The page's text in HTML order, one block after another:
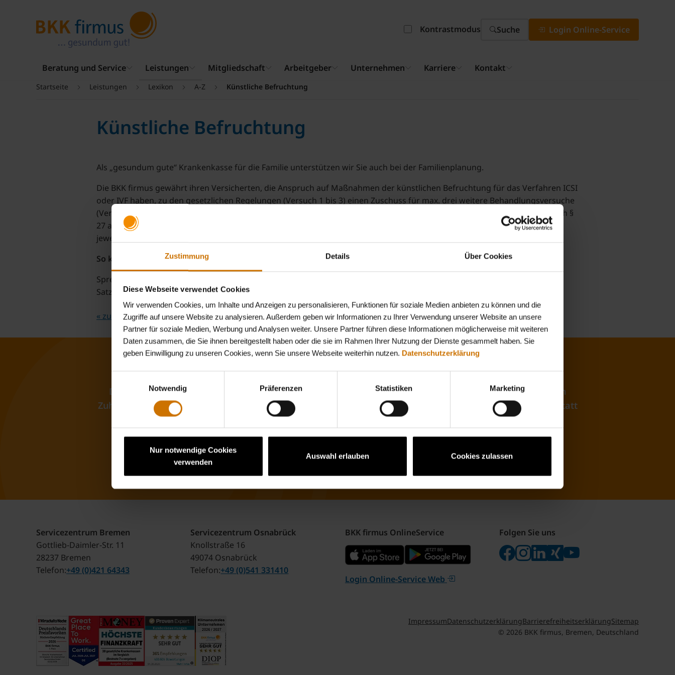
Zustimmung Details Über Cookies
Diese Webseite verwendet Cookies
Wir verwenden Cookies, um Inhalte und Anzeigen zu personalisieren, Funktionen für soziale Medien anbieten zu können und die
Zugriffe auf unsere Website zu analysieren. Außerdem geben wir Informationen zu Ihrer Verwendung unserer Website an unsere
Partner für soziale Medien, Werbung und Analysen weiter. Unsere Partner führen diese Informationen möglicherweise mit weiteren
Daten zusammen, die Sie ihnen bereitgestellt haben oder die sie im Rahmen Ihrer Nutzung der Dienste gesammelt haben. Sie
geben Einwilligung zu unseren Cookies, wenn Sie unsere Webseite weiterhin nutzen. Datenschutzerklärung
Notwendig
Präferenzen Statistiken Marketing
Nur notwendige Cookies
verwenden
Auswahl erlauben Cookies zulassen
Kontrastmodus Suche Login Online-Service
Beratung und Service Leistungen Mitgliedschaft Arbeitgeber Unternehmen Karriere Kontakt
Startseite Leistungen Lexikon A-Z Künstliche Befruchtung
Künstliche Befruchtung
Als „gesundum gute“ Krankenkasse für die Familie unterstützen wir Sie auch bei der Familienplanung.
Die BKK firmus gewährt ihren Versicherten, die Anspruch auf Maßnahmen der künstlichen Befruchtung für das Verfahren ICSI
oder IVF haben, zu den gesetzlichen Regelungen (Versuch 1 bis 3) einen Zuschuss für max. drei weitere Behandlungsversuche
(Versuch 4 bis 6). Der Zuschuss für den Versuch 4, 5 und 6 beträgt, solange die Voraussetzungen der Regelversorgung nach §
27 a SGB V gegeben sind, für jeden Versicherten und Behandlungsversuch max. 500 €, jedoch nicht mehr als die dem
jeweiligen Versicherten tatsächlich entstandenen Kosten.
So können Sie mit einem Zuschuss von bis zu 3.000 € rechnen, wenn beide Partner bei der BKK firmus versichert sind.
Sprechen Sie unsere Kundenberater gerne an, wenn Sie Fragen zur künstlichen Befruchtung oder unseren anderen
Satzungsleistungen haben.
« zurück zur Übersicht
Jetzt Mitglied werden!
Dank des unkomplizierten Online-Mitgliedsantrages können Sie Ihren Wechsel schnell und bequem von
Zuhause durchführen. Freuen Sie sich auf die oben genannten Leistungen, aber auch auf Persönlichkeit statt
Anonymität, auf Beratung statt Auskunft und nicht zuletzt auf Antworten statt Wartezeit.
Servicezentrum Bremen
Gottlieb-Daimler-Str. 11
28237 Bremen
Telefon +49 (0)421 64343
Servicezentrum Osnabrück
Knollstraße 16
49074 Osnabrück
Telefon +49 (0)541 331410
BKK firmus OnlineService
Login Online-Service Web
Folgen Sie uns
Folgen Sie uns auf Facebook
Folgen Sie uns auf Instagram
Besuchen Sie uns bei LinkedIn
Besuchen Sie uns bei Xing
Besuchen Sie uns bei
ImpressumDatenschutzerklärungBarrierefreiheitserklärungSitemap
© 2026 BKK firmus, Bremen, Deutschland